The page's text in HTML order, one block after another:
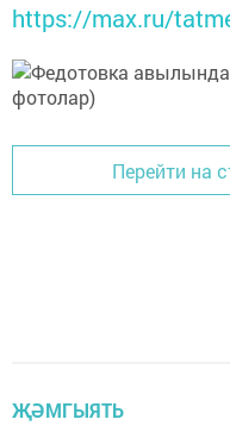
https://max.ru/
Перейти на
ҖӘМГЫЯТЬ